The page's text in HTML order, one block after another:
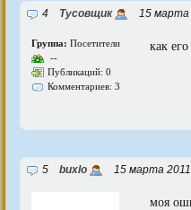
4 Тусовщик 15 марта
Группа: Посетители
--
Публикаций: 0
Комментариев: 3
как
5 buxlo 15 марта
моя